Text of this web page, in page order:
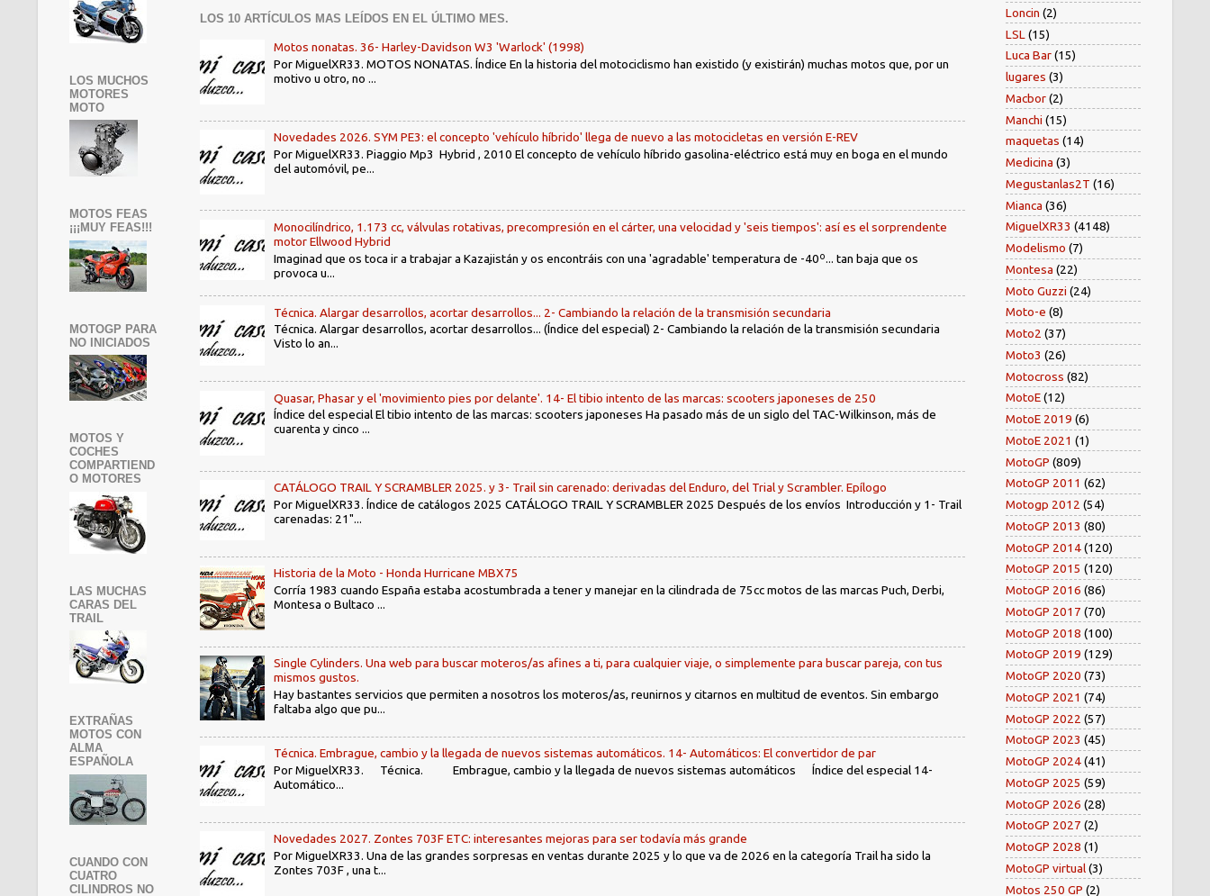
LOS 10 ARTÍCULOS MAS LEÍDOS EN EL ÚLTIMO MES.
Motos nonatas. 36- Harley-Davidson W3 'Warlock' (1998)
Por MiguelXR33. MOTOS NONATAS. Índice En la historia del motociclismo han existido (y existirán) muchas motos que, por un
motivo u otro, no ...
Novedades 2026. SYM PE3: el concepto 'vehículo híbrido' llega de nuevo a las motocicletas en versión E-REV
Por MiguelXR33. Piaggio Mp3 Hybrid , 2010 El concepto de vehículo híbrido gasolina-eléctrico está muy en boga en el mundo
del automóvil, pe...
Monocilíndrico, 1.173 cc, válvulas rotativas, precompresión en el cárter, una velocidad y 'seis tiempos': así es el sorprendente
motor Ellwood Hybrid
Imaginad que os toca ir a trabajar a Kazajistán y os encontráis con una 'agradable' temperatura de -40º... tan baja que os
provoca u...
Técnica. Alargar desarrollos, acortar desarrollos... 2- Cambiando la relación de la transmisión secundaria
Técnica. Alargar desarrollos, acortar desarrollos... (Índice del especial) 2- Cambiando la relación de la transmisión secundaria
Visto lo an...
Quasar, Phasar y el 'movimiento pies por delante'. 14- El tibio intento de las marcas: scooters japoneses de 250
Índice del especial El tibio intento de las marcas: scooters japoneses Ha pasado más de un siglo del TAC-Wilkinson, más de
cuarenta y cinco ...
CATÁLOGO TRAIL Y SCRAMBLER 2025. y 3- Trail sin carenado: derivadas del Enduro, del Trial y Scrambler. Epílogo
Por MiguelXR33. Índice de catálogos 2025 CATÁLOGO TRAIL Y SCRAMBLER 2025 Después de los envíos Introducción y 1- Trail
carenadas: 21"...
Historia de la Moto - Honda Hurricane MBX75
Corría 1983 cuando España estaba acostumbrada a tener y manejar en la cilindrada de 75cc motos de las marcas Puch, Derbi,
Montesa o Bultaco ...
Single Cylinders. Una web para buscar moteros/as afines a ti, para cualquier viaje, o simplemente para buscar pareja, con tus
mismos gustos.
Hay bastantes servicios que permiten a nosotros los moteros/as, reunirnos y citarnos en multitud de eventos. Sin embargo
faltaba algo que pu...
Técnica. Embrague, cambio y la llegada de nuevos sistemas automáticos. 14- Automáticos: El convertidor de par
Por MiguelXR33. Técnica. Embrague, cambio y la llegada de nuevos sistemas automáticos Índice del especial 14-
Automático...
Novedades 2027. Zontes 703F ETC: interesantes mejoras para ser todavía más grande
Por MiguelXR33. Una de las grandes sorpresas en ventas durante 2025 y lo que va de 2026 en la categoría Trail ha sido la
Zontes 703F , una t...
LOS MUCHOS
MOTORES
MOTO
MOTOS FEAS
¡¡¡MUY FEAS!!!
MOTOGP PARA
NO INICIADOS
MOTOS Y
COCHES
COMPARTIEND
O MOTORES
LAS MUCHAS
CARAS DEL
TRAIL
EXTRAÑAS
MOTOS CON
ALMA
ESPAÑOLA
CUANDO CON
CUATRO
CILINDROS NO
Loncin (2)
LSL (15)
Luca Bar(15)
lugares (3)
Macbor(2)
Manchi (15)
maquetas (14)
Medicina (3)
Megustanlas2T (16)
Mianca (36)
MiguelXR33 (4148)
Modelismo (7)
Montesa (22)
Moto Guzzi (24)
Moto-e (8)
Moto2 (37)
Moto3 (26)
Motocross (82)
MotoE(12)
MotoE 2019 (6)
MotoE 2021 (1)
MotoGP (809)
MotoGP 2011 (62)
Motogp 2012 (54)
MotoGP 2013 (80)
MotoGP 2014(120)
MotoGP 2015 (120)
MotoGP 2016 (86)
MotoGP 2017 (70)
MotoGP 2018 (100)
MotoGP 2019 (129)
MotoGP 2020 (73)
MotoGP 2021 (74)
MotoGP 2022 (57)
MotoGP 2023 (45)
MotoGP 2024(41)
MotoGP 2025 (59)
MotoGP 2026 (28)
MotoGP 2027 (2)
MotoGP 2028 (1)
MotoGP virtual(3)
Motos 250 GP (2)